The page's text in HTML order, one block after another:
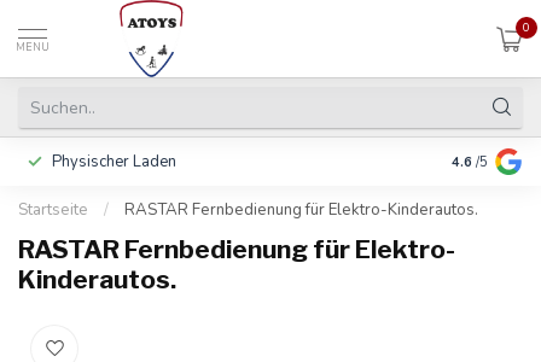
MENU
0
Physischer Laden In 3 Raten
4.6 /5
Startseite / RASTAR Fernbedienung für Elektro-Kinderautos.
RASTAR Fernbedienung für Elektro-
Kinderautos.